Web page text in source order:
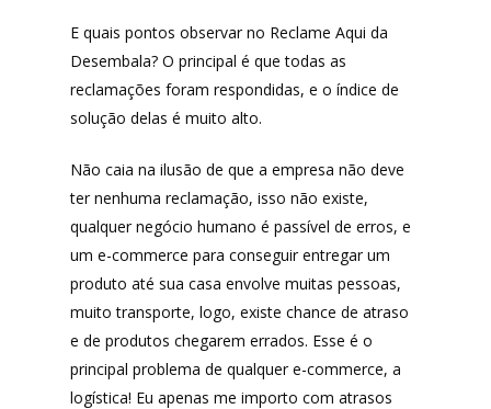
E quais pontos observar no Reclame Aqui da
Desembala? O principal é que todas as
reclamações foram respondidas, e o índice de
solução delas é muito alto.
Não caia na ilusão de que a empresa não deve
ter nenhuma reclamação, isso não existe,
qualquer negócio humano é passível de erros, e
um e-commerce para conseguir entregar um
produto até sua casa envolve muitas pessoas,
muito transporte, logo, existe chance de atraso
e de produtos chegarem errados. Esse é o
principal problema de qualquer e-commerce, a
logística! Eu apenas me importo com atrasos